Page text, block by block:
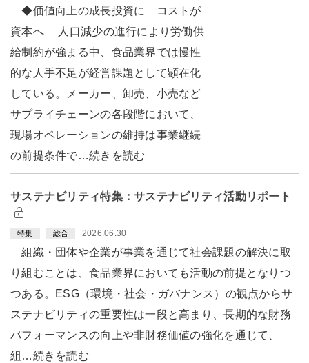
◆価値向上の成長投資に コストが
資本へ 人口減少の進行により労働供
給制約が強まる中、食品業界では慢性
的な人手不足が経営課題として顕在化
している。メーカー、卸売、小売など
サプライチェーンの各段階において、
現場オペレーションの維持は事業継続
の前提条件で…続きを読む
サステナビリティ特集：サステナビリティ活動リポート
特集 総合 2026.06.30
組織・団体や企業が事業を通じて社会課題の解決に取
り組むことは、食品業界においても活動の前提となりつ
つある。ESG（環境・社会・ガバナンス）の観点からサ
ステナビリティの重要性は一段と高まり、長期的な財務
パフォーマンスの向上や非財務価値の強化を通じて、
組…続きを読む